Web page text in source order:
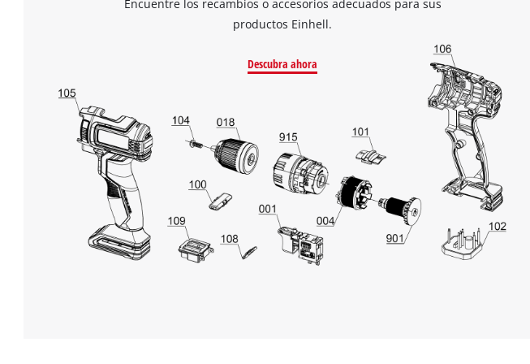
Encuentre los recambios o accesorios adecuados para sus
productos Einhell.
Descubra ahora